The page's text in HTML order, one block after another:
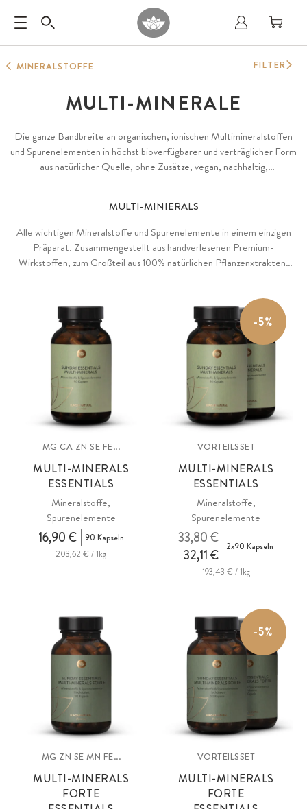
MINERALSTOFFE
MULTI-MINERALE
Die ganze Bandbreite an organischen, ionischen Multimineralstoffen
und Spurenelementen in höchst bioverfügbarer und verträglicher Form
aus natürlicher Quelle, ohne Zusätze, vegan, nachhaltig,
MULTI-MINIERALS
Alle wichtigen Mineralstoffe und Spurenelemente in einem einzigen
Präparat. Zusammengestellt aus handverlesenen Premium-
Wirkstoffen, zum Großteil aus 100% natürlichen Pflanzenxtrakten.
MG CA ZN SE FE...
MULTI-MINERALS
ESSENTIALS
Mineralstoffe,
Spurenelemente
16,90 €
90 Kapseln
203,62 € / 1kg
-5%
VORTEILSSET
MULTI-MINERALS
ESSENTIALS
Mineralstoffe,
Spurenelemente
32,11 €
33,80 € 2x90 Kapseln
193,43 € / 1kg
MG ZN SE MN FE...
MULTI-MINERALS
FORTE
-5%
VORTEILSSET
MULTI-MINERALS
FORTE
FILTER